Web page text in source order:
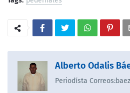
Alberto Odalis
Periodísta